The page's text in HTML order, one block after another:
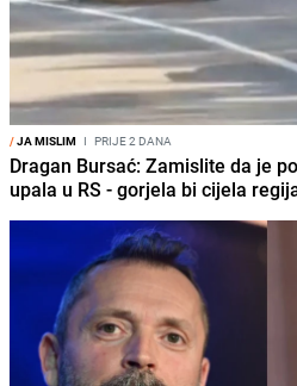
/JA MISLIM I PRIJE 2 DANA
Dragan Bursać: Zamislite da je
upala u RS - gorjela bi cijela